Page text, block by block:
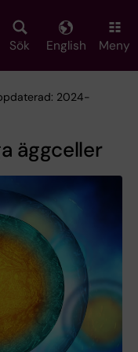
Sök English Meny
2024-
äggceller